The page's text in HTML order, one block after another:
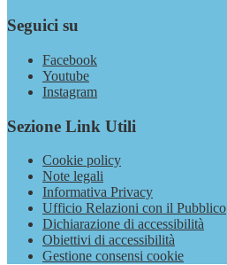
Seguici su
Facebook
Youtube
Instagram
Sezione Link Utili
Cookie policy
Note legali
Informativa Privacy
Ufficio Relazioni con il Pubblico
Dichiarazione di accessibilità
Obiettivi di accessibilità
Gestione consensi cookie